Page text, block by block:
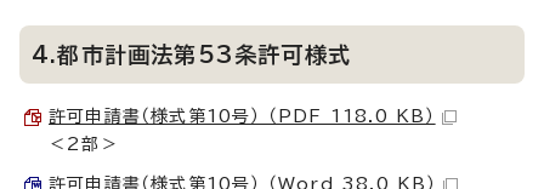
4.都市計画法第53条許可様式
許可申請書（様式第10号） （PDF 118.0 KB）
＜2部＞
許可申請書（様式第10号） （Word 38.0 KB）